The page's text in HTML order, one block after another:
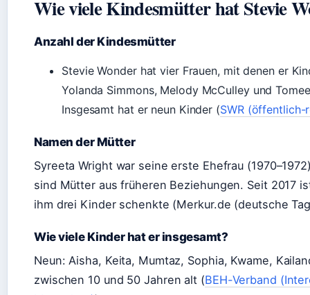
Wie viele Kindesmütter hat Stevie
Anzahl der Kindesmütter
Stevie Wonder hat vier Frauen, mit denen er
Yolanda Simmons, Melody McCulley und
Insgesamt hat er neun Kinder (SWR (öffentlich-
Namen der Mütter
Syreeta Wright war seine erste Ehefrau
sind Mütter aus früheren Beziehungen. Seit 2017
ihm drei Kinder schenkte (Merkur.de (deutsche
Wie viele Kinder hat er insgesamt?
Neun: Aisha, Keita, Mumtaz, Sophia, Kwame,
zwischen 10 und 50 Jahren alt (BEH-Verband